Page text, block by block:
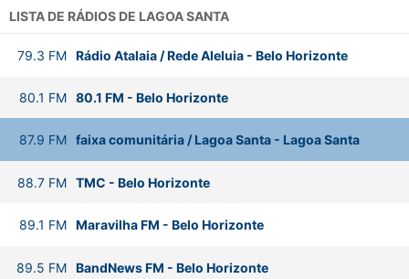
LISTA DE RÁDIOS DE LAGOA SANTA
79.3 FM Rádio Atalaia / Rede Aleluia- Belo Horizonte
80.1 FM 80.1 FM - Belo Horizonte
87.9 FM faixa comunitária / Lagoa Santa- Lagoa Santa
88.7 FM TMC - Belo Horizonte
89.1 FM Maravilha FM - Belo Horizonte
89.5 FM BandNews FM - Belo Horizonte